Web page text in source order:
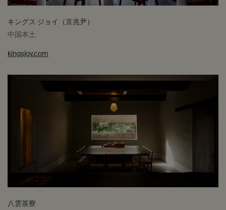
キングス ジョイ（京兆尹）
中国本土
kingsjoy.com
八雲茶寮